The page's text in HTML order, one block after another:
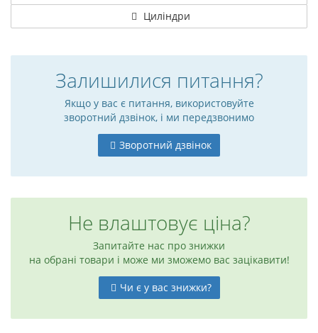
Циліндри
Залишилися питання?
Якщо у вас є питання, використовуйте
зворотний дзвінок, і ми передзвонимо
Зворотний дзвінок
Не влаштовує ціна?
Запитайте нас про знижки
на обрані товари і може ми зможемо вас зацікавити!
Чи є у вас знижки?